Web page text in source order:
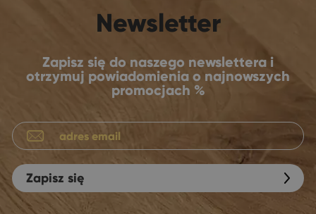
Newsletter
Zapisz się do naszego newslettera i
otrzymuj powiadomienia o najnowszych
promocjach %
Zapisz się